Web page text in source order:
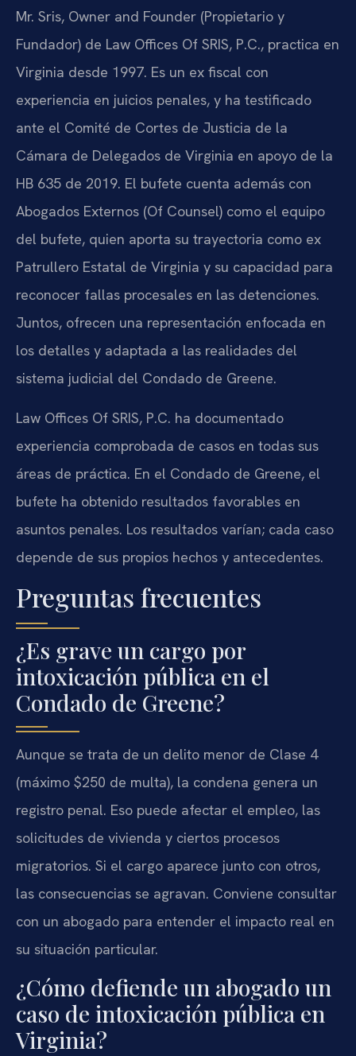
Mr. Sris, Owner and Founder (Propietario y
Fundador) de Law Offices Of SRIS, P.C., practica en
Virginia desde 1997. Es un ex fiscal con
experiencia en juicios penales, y ha testificado
ante el Comité de Cortes de Justicia de la
Cámara de Delegados de Virginia en apoyo de la
HB 635 de 2019. El bufete cuenta además con
Abogados Externos (Of Counsel) como el equipo
del bufete, quien aporta su trayectoria como ex
Patrullero Estatal de Virginia y su capacidad para
reconocer fallas procesales en las detenciones.
Juntos, ofrecen una representación enfocada en
los detalles y adaptada a las realidades del
sistema judicial del Condado de Greene.
Law Offices Of SRIS, P.C. ha documentado
experiencia comprobada de casos en todas sus
áreas de práctica. En el Condado de Greene, el
bufete ha obtenido resultados favorables en
asuntos penales. Los resultados varían; cada caso
depende de sus propios hechos y antecedentes.
Preguntas frecuentes
¿Es grave un cargo por
intoxicación pública en el
Condado de Greene?
Aunque se trata de un delito menor de Clase 4
(máximo $250 de multa), la condena genera un
registro penal. Eso puede afectar el empleo, las
solicitudes de vivienda y ciertos procesos
migratorios. Si el cargo aparece junto con otros,
las consecuencias se agravan. Conviene consultar
con un abogado para entender el impacto real en
su situación particular.
¿Cómo defiende un abogado un
caso de intoxicación pública en
Virginia?